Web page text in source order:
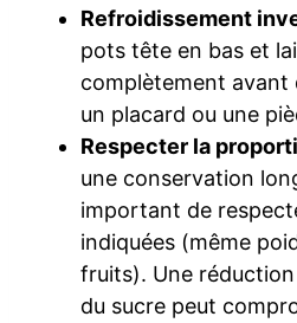
Refroidissement
pots tête en bas et
complètement avant
un placard ou une
Respecter la
une conservation
important de
indiquées (même
fruits). Une
du sucre peut